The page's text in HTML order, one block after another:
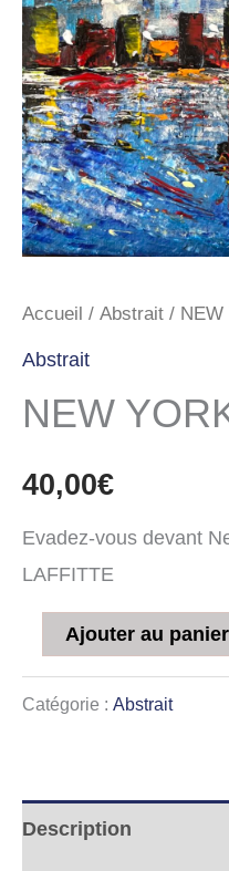
Accueil / Abstrait / NEW
Abstrait
NEW
40,00€
Evadez-vous devant
LAFFITTE
Ajouter au panier
Catégorie : Abstrait
Description